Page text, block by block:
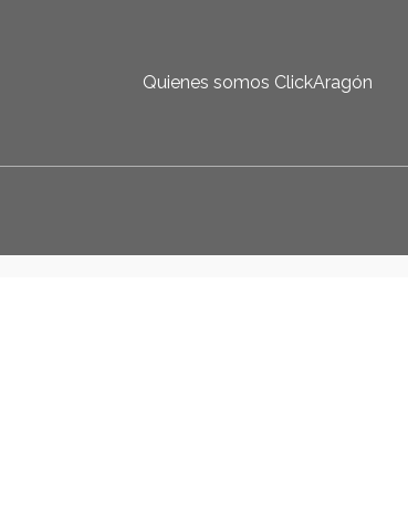
Quienes somos ClickAragón